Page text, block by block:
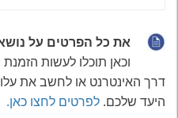
את כל הפרטים על
וכאן תוכלו לעשות
דרך האינטרנט או לחשב את
היעד שלכם. לפרטים לחצו כאן.